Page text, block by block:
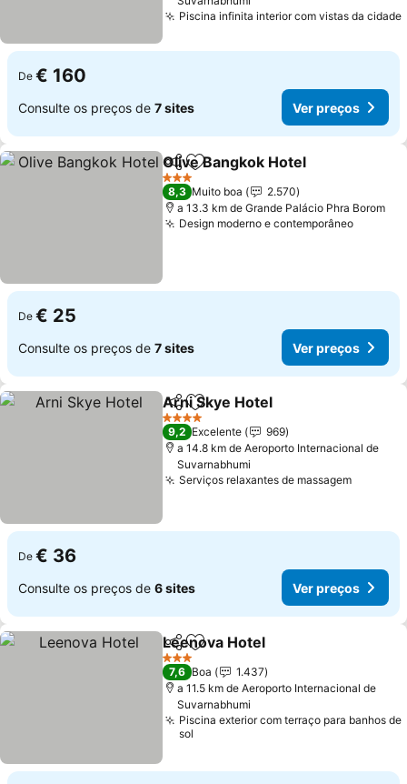
Piscina infinita interior com vistas da cidade
De € 160
Consulte os preços de 7 sites Ver preços
PartilharAdicionar aos favoritos
Olive Bangkok Hotel
3 Estrelas
8,3 Muito boa
2.570
a 13.3 km de Grande Palácio Phra Borom
Design moderno e contemporâneo
De € 25
Consulte os preços de 7 sites Ver preços
PartilharAdicionar aos favoritos
Arni Skye Hotel
4 Estrelas
9,2 Excelente
969
a 14.8 km de Aeroporto Internacional de
Suvarnabhumi
Serviços relaxantes de massagem
De € 36
Consulte os preços de 6 sites Ver preços
PartilharAdicionar aos favoritos
Leenova Hotel
3 Estrelas
7,6 Boa
1.437
a 11.5 km de Aeroporto Internacional de
Suvarnabhumi
Piscina exterior com terraço para banhos de
sol